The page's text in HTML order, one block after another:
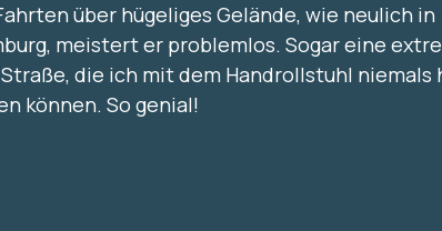
über hügeliges Gelände, wie neulich in
meistert er problemlos. Sogar eine
die ich mit dem Handrollstuhl niemals
können. So genial!